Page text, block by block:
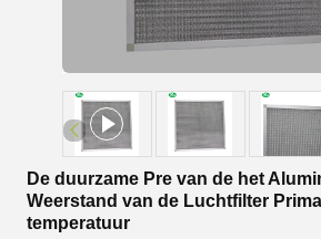
De duurzame Pre van de het
Weerstand van de Luchtfilter
temperatuur